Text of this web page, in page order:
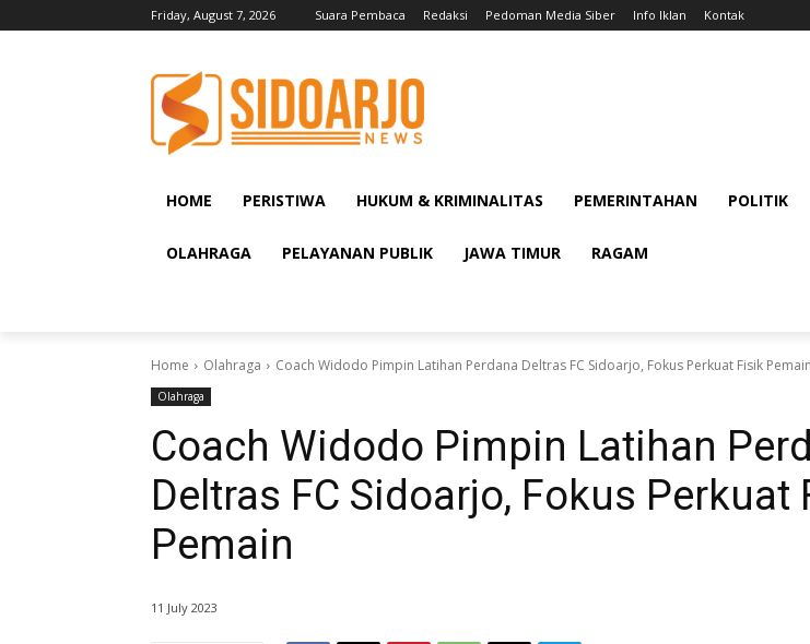
Friday, August 7, 2026 Suara Pembaca Redaksi Pedoman Media Siber Info Iklan Kontak
HOME PERISTIWA HUKUM & KRIMINALITAS PEMERINTAHAN POLITIK
OLAHRAGA PELAYANAN PUBLIK JAWA TIMUR RAGAM
Home Olahraga Coach Widodo Pimpin Latihan Perdana Deltras FC Sidoarjo, Fokus Perkuat Fisik Pemain
Olahraga
Coach Widodo Pimpin Latihan
Deltras FC Sidoarjo, Fokus Perkuat
Pemain
11 July 2023